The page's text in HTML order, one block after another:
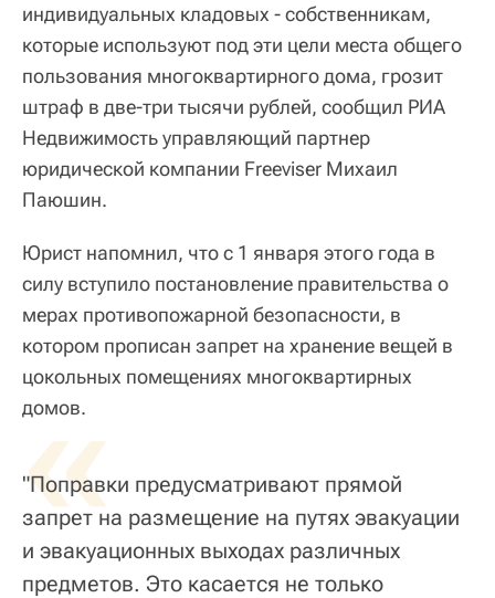
индивидуальных кладовых - собственникам,
которые используют под эти цели места общего
пользования многоквартирного дома, грозит
штраф в две-три тысячи рублей, сообщил РИА
Недвижимость управляющий партнер
юридической компании Freeviser Михаил
Паюшин.
Юрист напомнил, что с 1 января этого года в
силу вступило постановление правительства о
мерах противопожарной безопасности, в
котором прописан запрет на хранение вещей в
цокольных помещениях многоквартирных
домов.
«
"Поправки предусматривают прямой
запрет на размещение на путях эвакуации
и эвакуационных выходах различных
предметов. Это касается не только